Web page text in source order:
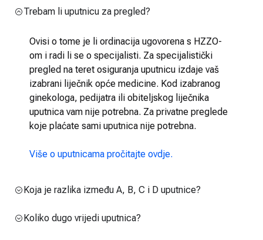
Trebam li uputnicu za pregled?
Ovisi o tome je li ordinacija ugovorena s HZZO-
om i radi li se o specijalisti. Za specijalistički
pregled na teret osiguranja uputnicu izdaje vaš
izabrani liječnik opće medicine. Kod izabranog
ginekologa, pedijatra ili obiteljskog liječnika
uputnica vam nije potrebna. Za privatne preglede
koje plaćate sami uputnica nije potrebna.
Više o uputnicama pročitajte ovdje.
Koja je razlika između A, B, C i D uputnice?
Koliko dugo vrijedi uputnica?